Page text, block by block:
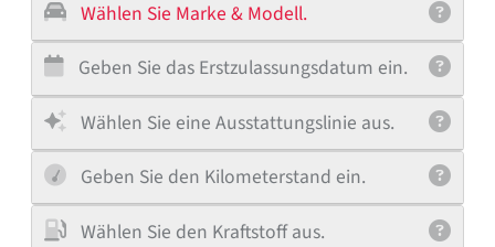
Wählen Sie Marke & Modell.
Geben Sie das Erstzulassungsdatum ein.
Wählen Sie eine Ausstattungslinie aus.
Geben Sie den Kilometerstand ein.
Wählen Sie den Kraftstoff aus.